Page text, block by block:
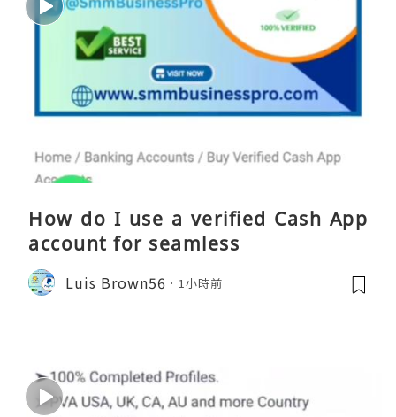
How do I use a verified Cash App
account for seamless
Luis Brown56 1小時前